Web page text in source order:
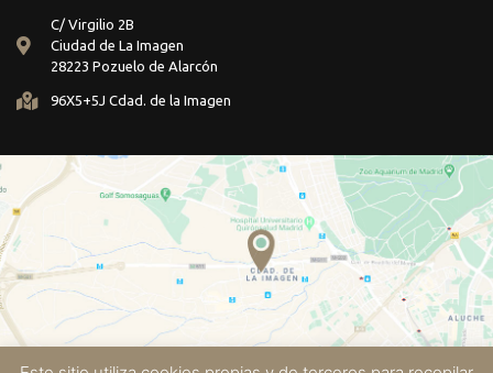
C/ Virgilio 2B
Ciudad de La Imagen
28223 Pozuelo de Alarcón
96X5+5J Cdad. de la Imagen